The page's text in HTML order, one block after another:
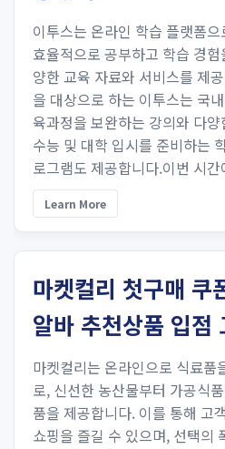
이투스는 온라인 학습 플랫폼
효율적으로 공부하고 학습 경
양한 교육 자료와 서비스를 제
을 대상으로 하는 이투스는 국
육과정을 보완하는 강의와 다
수능 및 대학 입시를 준비하는
로그램도 제공합니다.이번 시간
Learn More
마켓컬리 첫구매 쿠
알바 추천상품 입점
마켓컬리는 온라인으로 식료품
로, 신선한 농산물부터 가공식
품을 제공합니다. 이를 통해 고
쇼핑을 즐길 수 있으며, 선택의